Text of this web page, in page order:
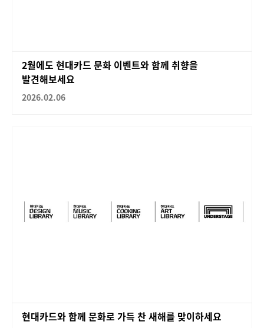
2월에도 현대카드 문화 이벤트와 함께 취향을
발견해보세요
2026.02.06
현대카드와 함께 문화로 가득 찬 새해를 맞이하세요